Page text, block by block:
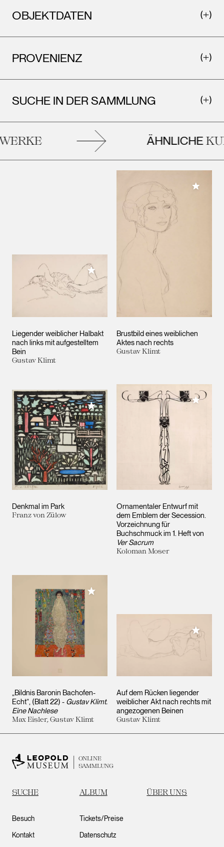
OBJEKTDATEN
PROVENIENZ
SUCHE IN DER SAMMLUNG
ÄHNLICHE
Liegender weiblicher Halbakt
nach links mit aufgestelltem
Bein
Gustav Klimt
Meiner Sammlung hinzufügen
Brustbild eines weiblichen
Aktes nach rechts
Gustav Klimt
Meiner
Denkmal im Park
Franz von Zülow
Meiner Sammlung hinzufügen
Ornamentaler Entwurf mit
dem Emblem der Secession.
Vorzeichnung für
Buchschmuck im 1. Heft von
Ver Sacrum
Koloman Moser
Meiner
„Bildnis Baronin Bachofen-
Echt“, (Blatt 22) - Gustav Klimt.
Eine Nachlese
Max Eisler, Gustav Klimt
Meiner Sammlung hinzufügen
Auf dem Rücken liegender
weiblicher Akt nach rechts mit
angezogenen Beinen
Gustav Klimt
Meiner
ONLINE
SAMMLUNG
SUCHE ALBUM ÜBER UNS
Besuch
Kontakt
Tickets/Preise
Datenschutz